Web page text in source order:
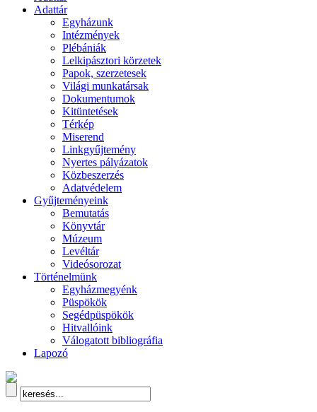
Adattár
Egyházunk
Intézmények
Plébániák
Lelkipásztori körzetek
Papok, szerzetesek
Világi munkatársak
Dokumentumok
Kitüntetések
Térkép
Miserend
Linkgyűjtemény
Nyertes pályázatok
Közbeszerzés
Adatvédelem
Gyűjteményeink
Bemutatás
Könyvtár
Múzeum
Levéltár
Videósorozat
Történelmünk
Egyházmegyénk
Püspökök
Segédpüspökök
Hitvallóink
Válogatott bibliográfia
Lapozó